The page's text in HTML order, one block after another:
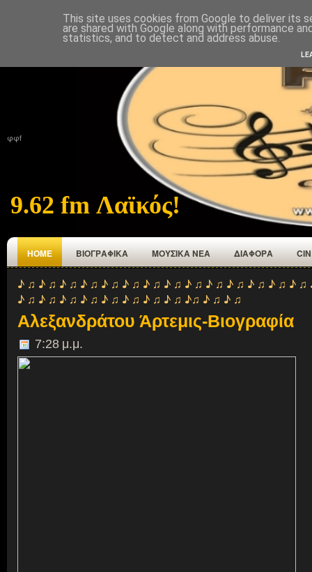
ΠΟΙΟΙ ΕΜΑΣΤΕ ΑΝΑΜΕΤΑΔΟΤΕΣ ΕΠΙΚΟΙΝΩΝΙΑ
φφf
9.62 fm Λαϊκός!
HOME ΒΙΟΓΡΑΦΙΚΑ ΜΟΥΣΙΚΑ ΝΕΑ ΔΙΑΦΟΡΑ
♪ ♫ ♪ ♫ ♪ ♫ ♪ ♫ ♪ ♫ ♪ ♫ ♪ ♫ ♪ ♫ ♪ ♫ ♪ ♫ ♪ ♫ ♪ ♫ ♪ ♫ ♪
♪ ♫ ♪ ♫ ♪ ♫ ♪ ♫ ♪ ♫ ♪ ♫ ♪ ♫ ♪ ♫ ♪♫ ♪ ♫ ♪ ♫
Αλεξανδράτου Άρτεμις-Βιογραφία
7:28 μ.μ.
This site uses cookies from Google to deliver its
are shared with Google along with performance
statistics, and to detect and address abuse.